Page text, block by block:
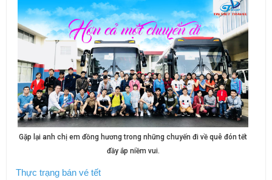
Gặp lại anh chị em đồng hương trong những chuyến đi về quê đón tết
đầy ắp niềm vui.
Thực trạng bán vé tết